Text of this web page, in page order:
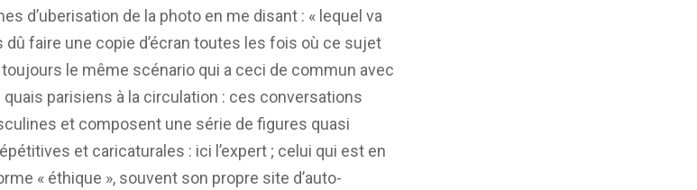
d’uberisation de la photo en me disant : « lequel va
dû faire une copie d’écran toutes les fois où ce sujet
toujours le même scénario qui a ceci de commun avec
parisiens à la circulation : ces conversations
et composent une série de figures quasi
et caricaturales : ici l’expert ; celui qui est en
« éthique », souvent son propre site d’auto-